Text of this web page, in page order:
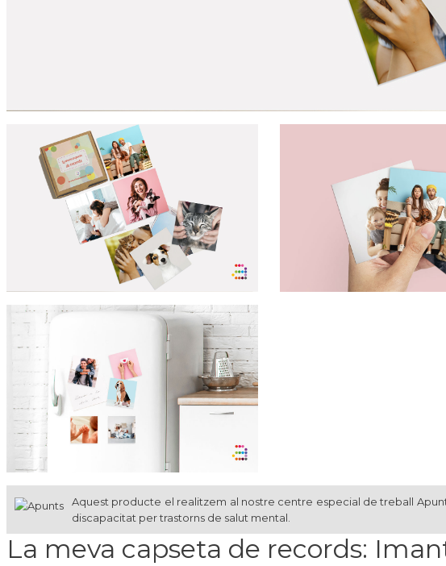
Aquest producte el realitzem al nostre centre especial de treball
discapacitat per trastorns de salut mental.
La meva capseta de records: